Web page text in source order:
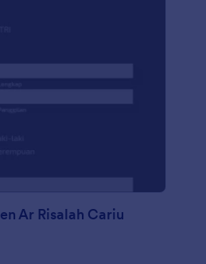
Ar Risalah Cariu